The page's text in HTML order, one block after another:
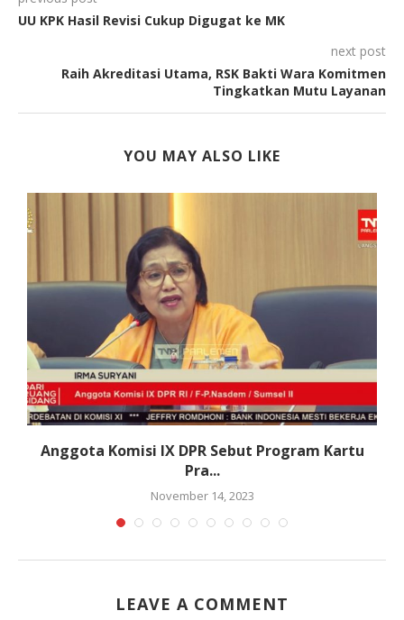
UU KPK Hasil Revisi Cukup Digugat ke MK
next post
Raih Akreditasi Utama, RSK Bakti Wara Komitmen
Tingkatkan Mutu Layanan
YOU MAY ALSO LIKE
Anggota Komisi IX DPR Sebut Program Kartu
Pra...
November 14, 2023
LEAVE A COMMENT